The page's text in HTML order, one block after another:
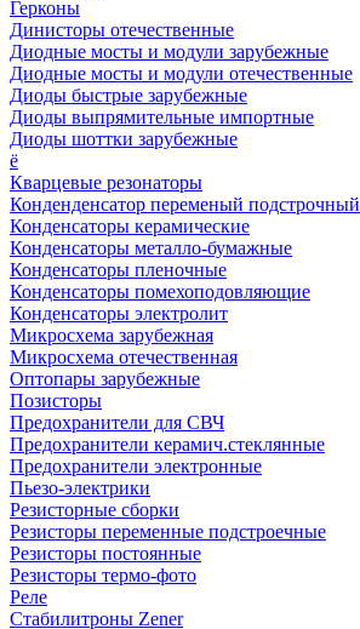
Герконы
Динисторы отечественные
Диодные мосты и модули зарубежные
Диодные мосты и модули отечественные
Диоды быстрые зарубежные
Диоды выпрямительные импортные
Диоды шоттки зарубежные
ё
Кварцевые резонаторы
Конденденсатор переменый подстрочный
Конденсаторы керамические
Конденсаторы металло-бумажные
Конденсаторы пленочные
Конденсаторы помехоподовляющие
Конденсаторы электролит
Микросхема зарубежная
Микросхема отечественная
Оптопары зарубежные
Позисторы
Предохранители для СВЧ
Предохранители керамич.стеклянные
Предохранители электронные
Пьезо-электрики
Резисторные сборки
Резисторы переменные подстроечные
Резисторы постоянные
Резисторы термо-фото
Реле
Стабилитроны Zener